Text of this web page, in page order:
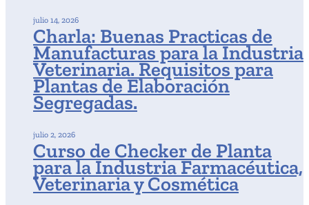
Charla: Buenas Practicas de
Manufacturas para la Industria
Veterinaria. Requisitos para
Plantas de Elaboración
Segregadas.
julio 14, 2026
Curso de Checker de Planta
para la Industria Farmacéutica,
Veterinaria y Cosmética
julio 2, 2026